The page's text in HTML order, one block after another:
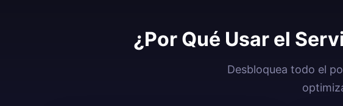
¿Por Qué Usar el
Desbloquea todo el